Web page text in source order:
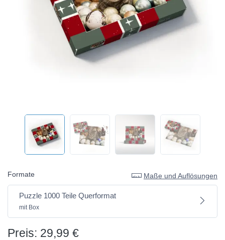
Formate Maße und Auflösungen
Puzzle 1000 Teile Querformat
mit Box
Preis: 29,99 €